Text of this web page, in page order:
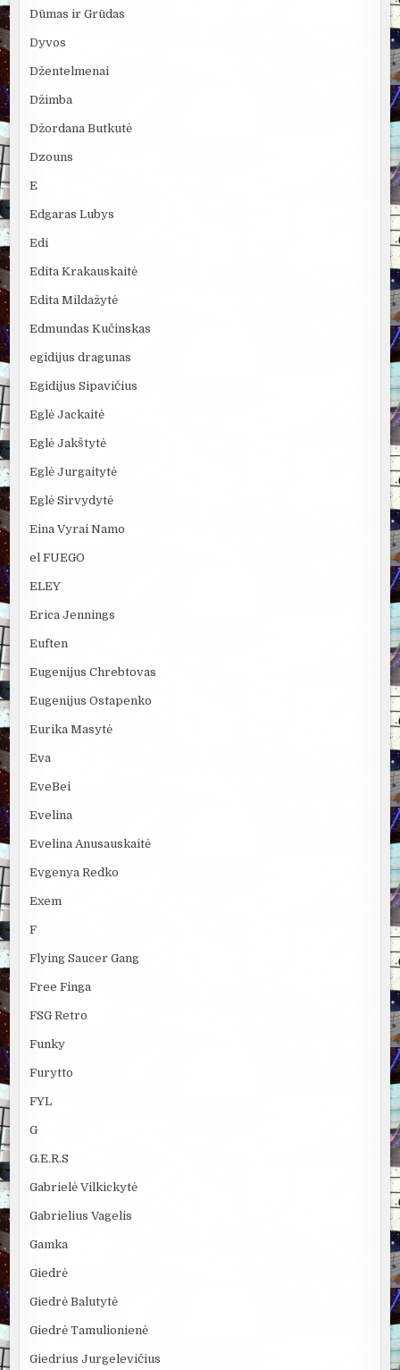
Dūmas ir Grūdas
Dyvos
Džentelmenai
Džimba
Džordana Butkutė
Dzouns
E
Edgaras Lubys
Edi
Edita Krakauskaitė
Edita Mildažytė
Edmundas Kučinskas
egidijus dragunas
Egidijus Sipavičius
Eglė Jackaitė
Eglė Jakštytė
Eglė Jurgaitytė
Eglė Sirvydytė
Eina Vyrai Namo
el FUEGO
ELEY
Erica Jennings
Euften
Eugenijus Chrebtovas
Eugenijus Ostapenko
Eurika Masytė
Eva
EveBei
Evelina
Evelina Anusauskaitė
Evgenya Redko
Exem
F
Flying Saucer Gang
Free Finga
FSG Retro
Funky
Furytto
FYL
G
G.E.R.S
Gabrielė Vilkickytė
Gabrielius Vagelis
Gamka
Giedrė
Giedrė Balutytė
Giedrė Tamulionienė
Giedrius Jurgelevičius